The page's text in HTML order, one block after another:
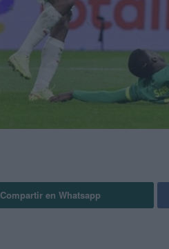
Compartir en Whatsapp